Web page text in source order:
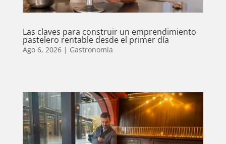
Las claves para construir un emprendimiento
pastelero rentable desde el primer día
Ago 6, 2026| Gastronomía